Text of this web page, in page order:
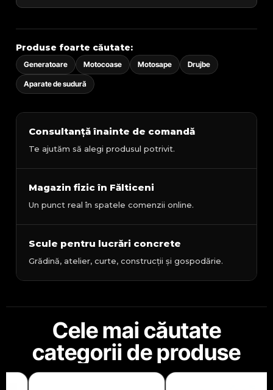
Produse foarte căutate:
Generatoare Motocoase Motosape Drujbe
Aparate de sudură
Consultanță înainte de comandă
Te ajutăm să alegi produsul potrivit.
Magazin fizic în Fălticeni
Un punct real în spatele comenzii online.
Scule pentru lucrări concrete
Grădină, atelier, curte, construcții și gospodărie.
Cele mai căutate
categorii de produse